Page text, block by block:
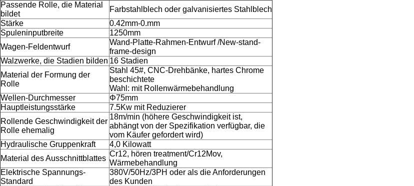
Passende Rolle, die Material
bildet
Farbstahlblech oder galvanisiertes Stahlblech
Stärke
0.42mm-0.mm
Spuleninputbreite
1250mm
Wagen-Feldentwurf
Wand-Platte-Rahmen-Entwurf /New-stand-
frame-design
Walzwerke, die Stadien bilden 16 Stadien
Material der Formung der
Rolle
Stahl 45#, CNC-Drehbänke, hartes Chrome
beschichtete
Wahl: mit Rollenwärmebehandlung
Wellen-Durchmesser
Φ75mm
Hauptleistungsstärke
7.5Kw mit Reduzierer
Rollende Geschwindigkeit der
Rolle ehemalig
18m/min (höhere Geschwindigkeit ist,
abhängt von der Spezifikation verfügbar, die
vom Käufer gefordert wird)
Hydraulische Gruppenkraft
4,0 Kilowatt
Material des Ausschnittblattes
Cr12, hören treatment/Cr12Mov,
Wärmebehandlung
Elektrische Spannungs-
Standard
380V/50Hz/3PH oder als die Anforderungen
des Kunden